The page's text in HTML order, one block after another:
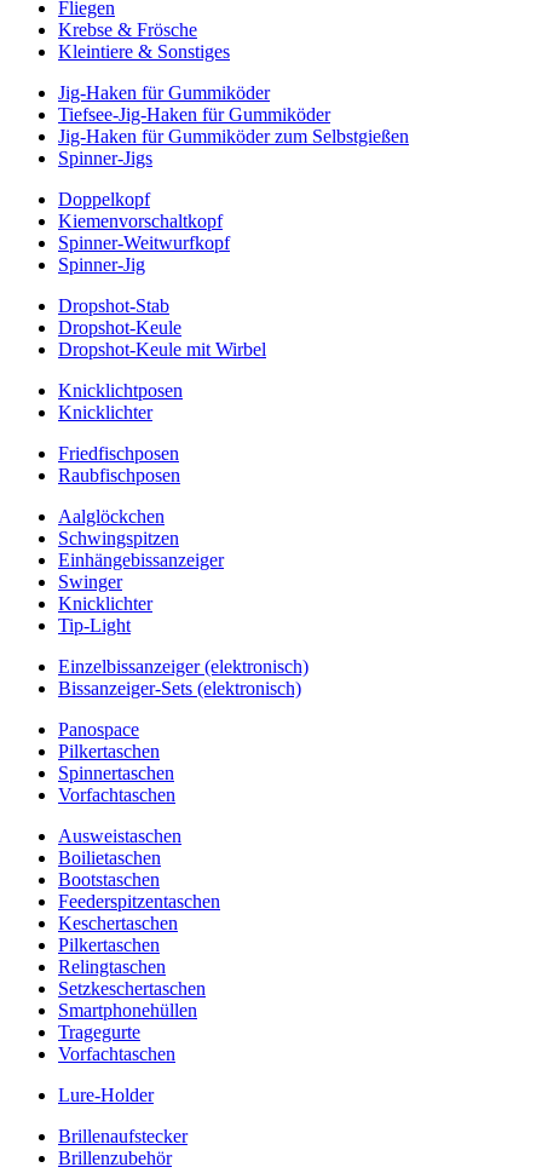
Fliegen
Krebse & Frösche
Kleintiere & Sonstiges
Jig-Haken für Gummiköder
Tiefsee-Jig-Haken für Gummiköder
Jig-Haken für Gummiköder zum Selbstgießen
Spinner-Jigs
Doppelkopf
Kiemenvorschaltkopf
Spinner-Weitwurfkopf
Spinner-Jig
Dropshot-Stab
Dropshot-Keule
Dropshot-Keule mit Wirbel
Knicklichtposen
Knicklichter
Friedfischposen
Raubfischposen
Aalglöckchen
Schwingspitzen
Einhängebissanzeiger
Swinger
Knicklichter
Tip-Light
Einzelbissanzeiger (elektronisch)
Bissanzeiger-Sets (elektronisch)
Panospace
Pilkertaschen
Spinnertaschen
Vorfachtaschen
Ausweistaschen
Boilietaschen
Bootstaschen
Feederspitzentaschen
Keschertaschen
Pilkertaschen
Relingtaschen
Setzkeschertaschen
Smartphonehüllen
Tragegurte
Vorfachtaschen
Lure-Holder
Brillenaufstecker
Brillenzubehör